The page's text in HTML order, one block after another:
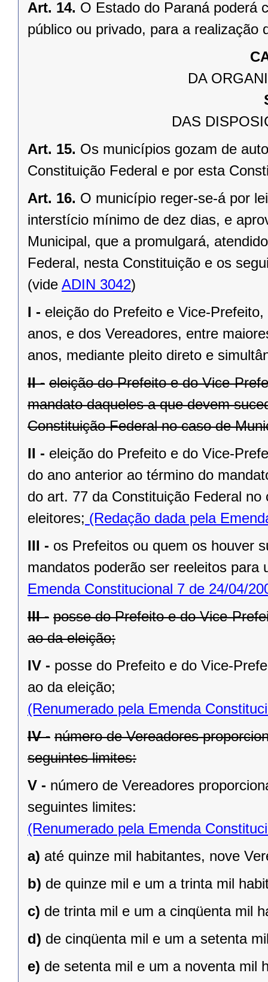
Art. 14. O Estado do Paraná poderá
público ou privado, para a realização
DA
DAS
Art. 15. Os municípios gozam de
Constituição Federal e por esta
Art. 16. O município reger-se-á por
interstício mínimo de dez dias, e
Municipal, que a promulgará,
Federal, nesta Constituição e os
(vide ADIN 3042)
I - eleição do Prefeito e Vice-
anos, e dos Vereadores, entre
anos, mediante pleito direto e
II - eleição do Prefeito e do Vice-
mandato daqueles a que devem
Constituição Federal no caso de
II - eleição do Prefeito e do Vice-
do ano anterior ao término do
do art. 77 da Constituição Federal
eleitores; (Redação dada pela
III - os Prefeitos ou quem os houver
mandatos poderão ser reeleitos para
Emenda Constitucional 7 de 24/04/
III - posse do Prefeito e do Vice-
ao da eleição;
IV - posse do Prefeito e do Vice-
ao da eleição;
(Renumerado pela Emenda
IV - número de Vereadores
seguintes limites:
V - número de Vereadores
seguintes limites:
(Renumerado pela Emenda
a) até quinze mil habitantes, nove
b) de quinze mil e um a trinta mil
c) de trinta mil e um a cinqüenta mil
d) de cinqüenta mil e um a setenta
e) de setenta mil e um a noventa mil